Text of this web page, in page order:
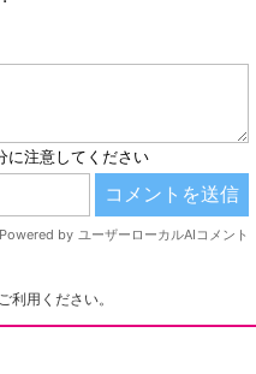
利用ください。